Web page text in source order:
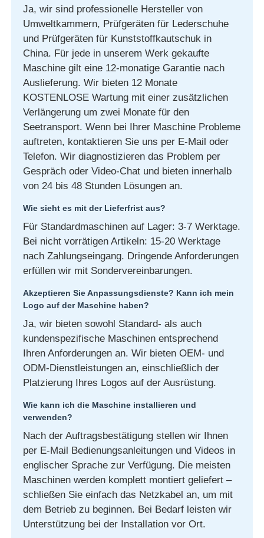
Ja, wir sind professionelle Hersteller von
Umweltkammern, Prüfgeräten für Lederschuhe
und Prüfgeräten für Kunststoffkautschuk in
China. Für jede in unserem Werk gekaufte
Maschine gilt eine 12-monatige Garantie nach
Auslieferung. Wir bieten 12 Monate
KOSTENLOSE Wartung mit einer zusätzlichen
Verlängerung um zwei Monate für den
Seetransport. Wenn bei Ihrer Maschine Probleme
auftreten, kontaktieren Sie uns per E-Mail oder
Telefon. Wir diagnostizieren das Problem per
Gespräch oder Video-Chat und bieten innerhalb
von 24 bis 48 Stunden Lösungen an.
Wie sieht es mit der Lieferfrist aus?
Für Standardmaschinen auf Lager: 3-7 Werktage.
Bei nicht vorrätigen Artikeln: 15-20 Werktage
nach Zahlungseingang. Dringende Anforderungen
erfüllen wir mit Sondervereinbarungen.
Akzeptieren Sie Anpassungsdienste? Kann ich mein
Logo auf der Maschine haben?
Ja, wir bieten sowohl Standard- als auch
kundenspezifische Maschinen entsprechend
Ihren Anforderungen an. Wir bieten OEM- und
ODM-Dienstleistungen an, einschließlich der
Platzierung Ihres Logos auf der Ausrüstung.
Wie kann ich die Maschine installieren und
verwenden?
Nach der Auftragsbestätigung stellen wir Ihnen
per E-Mail Bedienungsanleitungen und Videos in
englischer Sprache zur Verfügung. Die meisten
Maschinen werden komplett montiert geliefert –
schließen Sie einfach das Netzkabel an, um mit
dem Betrieb zu beginnen. Bei Bedarf leisten wir
Unterstützung bei der Installation vor Ort.